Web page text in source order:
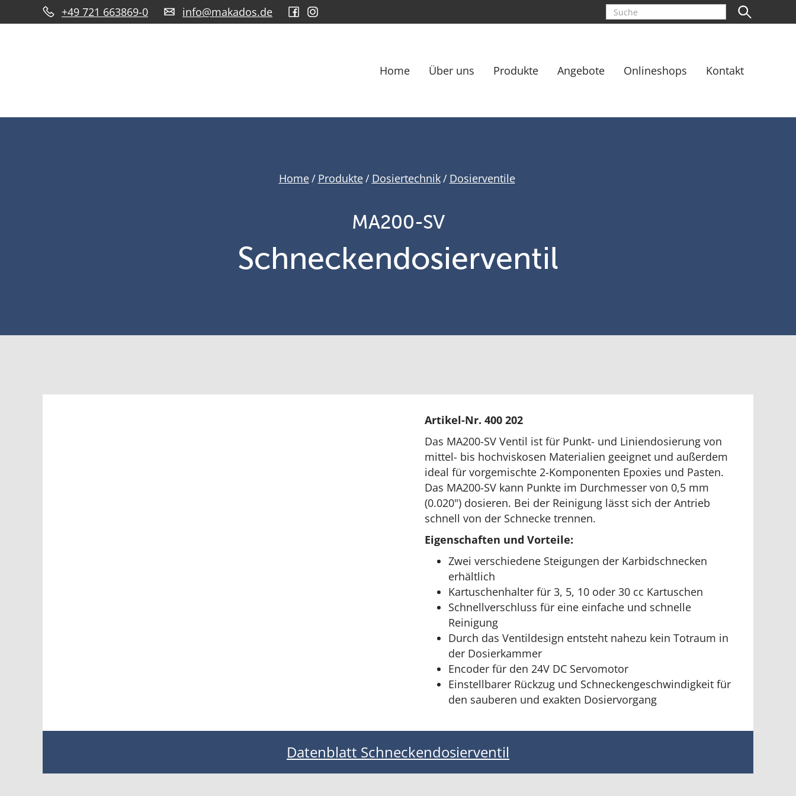
+49 721 663869-0 info@makados.de
Home Über uns Produkte Angebote Onlineshops Kontakt
Home/ Produkte/ Dosiertechnik/ Dosierventile
MA200-SV
Schneckendosierventil
Artikel-Nr. 400 202
Das MA200-SV Ventil ist für Punkt- und Liniendosierung von
mittel- bis hochviskosen Materialien geeignet und außerdem
ideal für vorgemischte 2-Komponenten Epoxies und Pasten.
Das MA200-SV kann Punkte im Durchmesser von 0,5 mm
(0.020") dosieren. Bei der Reinigung lässt sich der Antrieb
schnell von der Schnecke trennen.
Eigenschaften und Vorteile:
Zwei verschiedene Steigungen der Karbidschnecken
erhältlich
Kartuschenhalter für 3, 5, 10 oder 30 cc Kartuschen
Schnellverschluss für eine einfache und schnelle
Reinigung
Durch das Ventildesign entsteht nahezu kein Totraum in
der Dosierkammer
Encoder für den 24V DC Servomotor
Einstellbarer Rückzug und Schneckengeschwindigkeit für
den sauberen und exakten Dosiervorgang
Datenblatt Schneckendosierventil